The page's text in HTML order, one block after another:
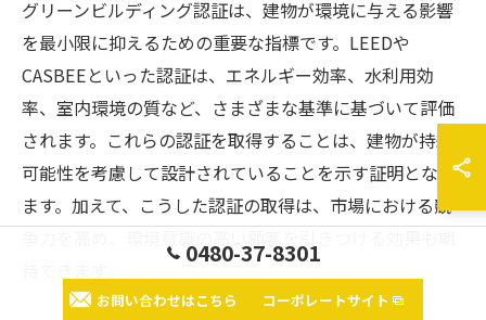
グリーンビルディング認証は、建物が環境に与える影響
を最小限に抑えるための重要な指標です。LEEDや
CASBEEといった認証は、エネルギー効率、水利用効
率、室内環境の質など、さまざまな基準に基づいて評価
されます。これらの認証を取得することは、建物が持続
可能性を考慮して設計されていることを示す証明となり
ます。加えて、こうした認証の取得は、市場における競
0480-37-8301
お問い合わせはこちら コーポレートサイト